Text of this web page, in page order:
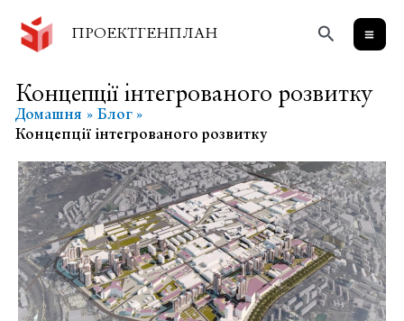
вмісту
ПРОЕКТГЕНПЛАН Пошук
Концепції інтегрованого розвитку
Домашня
Блог
Концепції інтегрованого розвитку